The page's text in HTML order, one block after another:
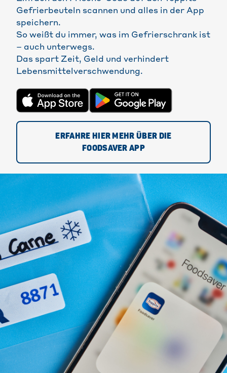
Gefrierbeuteln scannen und alles in der App
speichern.
So weißt du immer, was im Gefrierschrank ist
– auch unterwegs.
Das spart Zeit, Geld und verhindert
Lebensmittelverschwendung.
ERFAHRE HIER MEHR ÜBER DIE
FOODSAVER APP